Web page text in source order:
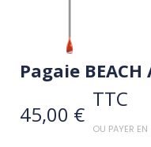
Pagaie BEACH
45,00 €
TTC
OU PAYER EN